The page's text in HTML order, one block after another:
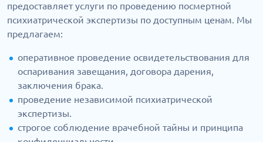
предоставляет услуги по проведению посмертной
психиатрической экспертизы по доступным ценам. Мы
предлагаем:
оперативное проведение освидетельствования для
оспаривания завещания, договора дарения,
заключения брака.
проведение независимой психиатрической
экспертизы.
строгое соблюдение врачебной тайны и принципа